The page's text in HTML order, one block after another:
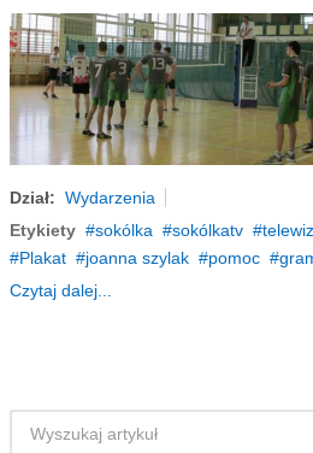
Dział: Wydarzenia
Etykiety
sokólka sokólkatv
Plakat
joanna szylak pomoc
Czytaj dalej...